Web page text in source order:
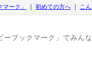
ーク」 初めての方へ
こ
ブックマーク」でみん